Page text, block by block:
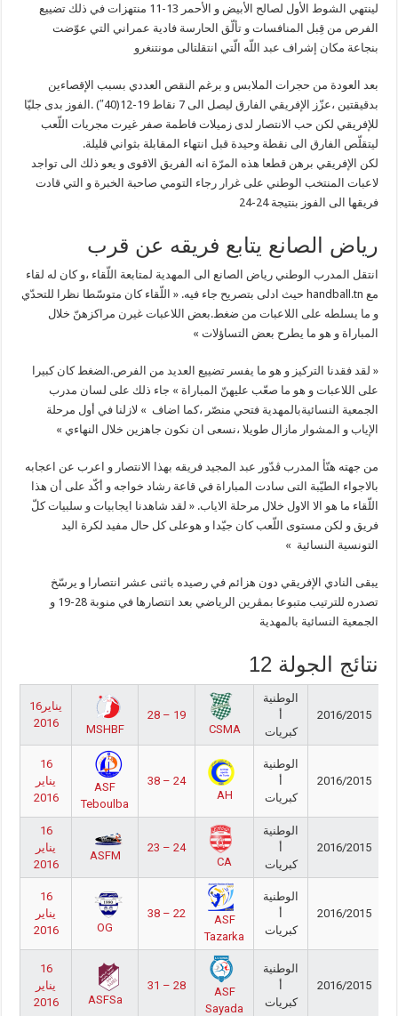
لينتهي الشوط الأول لصالح الأبيض و الأحمر 13-11 منتهزات في ذلك تضييع
الفرص من قِبل المنافسات و تألّق الحارسة فادية عمراني التي عوّضت
بنجاعة مكان إشراف عبد اللّه الّتي انتقلتالى مونتنغرو
بعد العودة من حجرات الملابس و برغم النقص العددي بسبب الإقصاءين
بدقيقتين ،عزّز الإفريقي الفارق ليصل الى 7 نقاط 19-12(40″) .الفوز بدى جليّا
للإفريقي لكن حب الانتصار لدى زميلات فاطمة صفر غيرت مجريات اللّعب
ليتقلّص الفارق الى نقطة وحيدةقبل انتهاء المقابلة بثواني قليلة.
لكن الإفريقي برهن قطعا هذه المرّة انه الفريق الاقوى و يعو ذلك الى تواجد
لاعبات المنتخب الوطني على غرار رجاء التومي صاحبة الخبرة و التي قادت
فريقها الى الفوز بنتيجة 24-24
رياض الصانع يتابع فريقه عن قرب
انتقل المدرب الوطني رياض الصانع الى المهدية لمتابعة اللّقاء ،و كان له لقاء
مع handball.tn حيث ادلى بتصريح جاء فيه. « اللّقاء كان متوسّطا نظرا للتحدّي
و ما يسلطه على اللاعبات من ضغط.بعض اللاعبات غيرن مراكزهنّ خلال
المباراة و هو ما يطرح بعض التساؤلات »
« لقد فقدنا التركيز و هو ما يفسر تضييع العديد من الفرص.الضغط كان كبيرا
على اللاعبات و هو ما صعّب عليهنّ المباراة » جاء ذلك على لسان مدرب
الجمعية النسائيةبالمهدية فتحي منصّر ،كما اضاف » لازلنا في أول مرحلة
الإياب و المشوار مازال طويلا ،نسعى ان نكون جاهزين خلال النهاءي »
من جهته هنّأ المدرب ڨدّور عبد المجيد فريقه بهذا الانتصار و اعرب عن اعجابه
بالاجواء الطيّبة التى سادت المباراة في قاعة رشاد خواجه و أكّد على أن هذا
اللّقاء ما هو الا الاول خلال مرحلة الاياب. « لقد شاهدنا ايجابيات و سلبيات كلّ
فريق و لكن مستوى اللّعب كان جيّدا و هوعلى كل حال مفيد لكرة اليد
التونسية النسائية »
يبقى النادي الإفريقي دون هزائم في رصيده باثنى عشر انتصارا و يرسّخ
تصدره للترتيب متبوعا بمڨرين الرياضي بعد اتتصارها في منوبة 28-19 و
الجمعية النسائية بالمهدية
نتائج الجولة 12
16يناير
2016
MSHBF
28 – 19
CSMA
الوطنية
أ
كبريات
2016/2015
16
يناير
2016
ASF
Teboulba
38 – 24
AH
الوطنية
أ
كبريات
2016/2015
16
يناير
2016
ASFM
23 – 24
CA
الوطنية
أ
كبريات
2016/2015
16
يناير
2016
OG
38 – 22
ASF
Tazarka
الوطنية
أ
كبريات
2016/2015
16
يناير
2016
ASFSa
31 – 28
ASF
Sayada
الوطنية
أ
كبريات
2016/2015